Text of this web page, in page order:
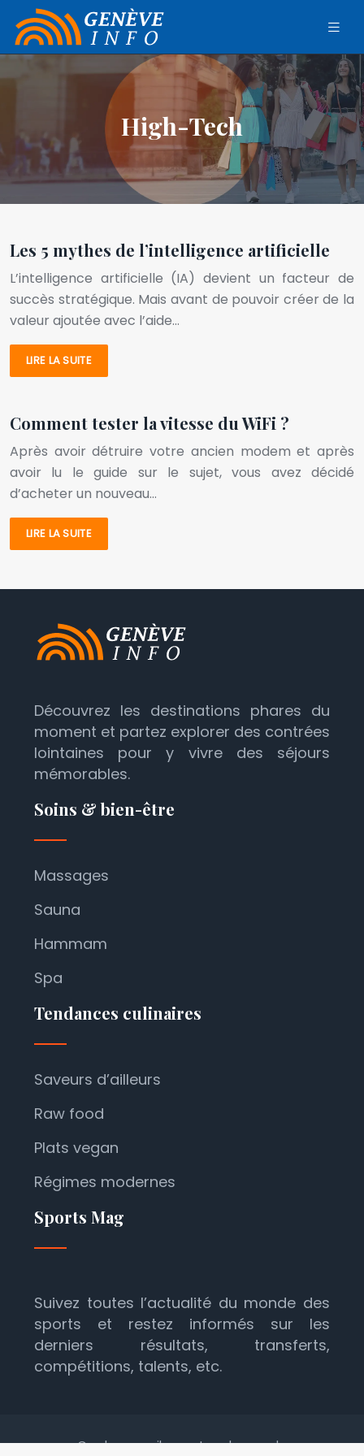
High-Tech
Les 5 mythes de l’intelligence artificielle
L’intelligence artificielle (IA) devient un facteur de
succès stratégique. Mais avant de pouvoir créer de la
valeur ajoutée avec l’aide…
LIRE LA SUITE
Comment tester la vitesse du WiFi ?
Après avoir détruire votre ancien modem et après
avoir lu le guide sur le sujet, vous avez décidé
d’acheter un nouveau…
LIRE LA SUITE
Découvrez les destinations phares du
moment et partez explorer des contrées
lointaines pour y vivre des séjours
mémorables.
Soins & bien-être
Massages
Sauna
Hammam
Spa
Tendances culinaires
Saveurs d’ailleurs
Raw food
Plats vegan
Régimes modernes
Sports Mag
Suivez toutes l’actualité du monde des
sports et restez informés sur les
derniers résultats, transferts,
compétitions, talents, etc.
Gardez un œil ouvert sur le monde